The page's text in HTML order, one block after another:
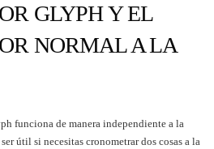
GLYPH Y EL
NORMAL A LA
funciona de manera independiente a la
útil si necesitas cronometrar dos cosas a la